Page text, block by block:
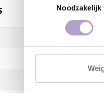
Noodzakelijk